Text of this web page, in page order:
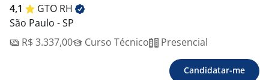
4,1 GTO RH
São Paulo - SP
R$ 3.337,00
Curso Técnico Presencial
Candidatar-me